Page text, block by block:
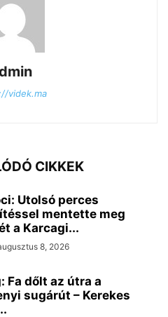
videk.ma
CIKKEK
Utolsó perces
mentette meg
a Karcagi...
8, 2026
Fa dőlt az útra a
sugárút – Kerekes